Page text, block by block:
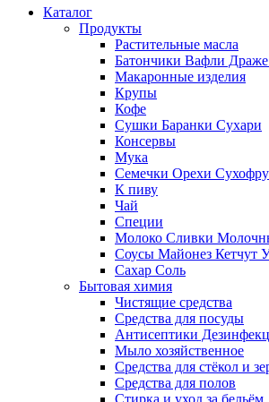
Каталог
Продукты
Растительные масла
Батончики Вафли
Макаронные изделия
Крупы
Кофе
Сушки Баранки Сухари
Консервы
Мука
Семечки Орехи
К пиву
Чай
Специи
Молоко Сливки
Соусы Майонез Кетчут
Сахар Соль
Бытовая химия
Чистящие средства
Средства для посуды
Антисептики
Мыло хозяйственное
Средства для стёкол и
Средства для полов